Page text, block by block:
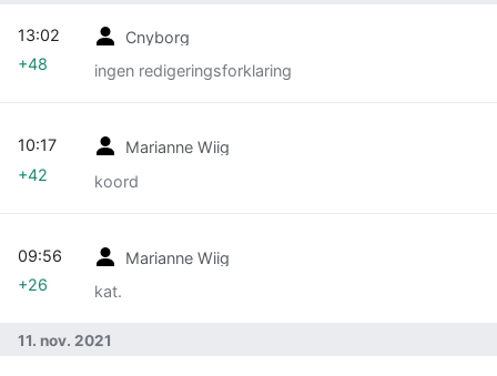
Cnyborg
ingen redigeringsforklaring
13:02
+48
Marianne Wiig
koord
10:17
+42
Marianne Wiig
kat.
09:56
+26
11. nov. 2021